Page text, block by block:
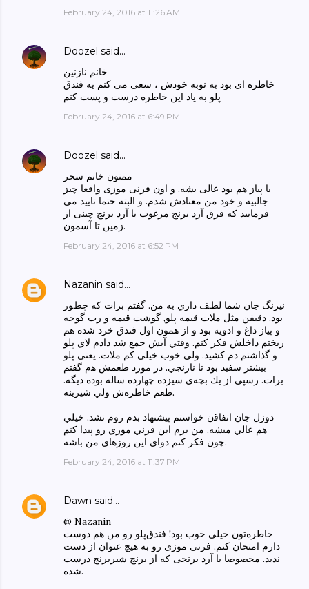
February 24, 2016 at 11:26 AM
Doozel said…
خانم نازنین
خاطره ای بود به نوبه خودش ، سعی می کنم یه فندق
پلو به یاد این خاطره درست و پست کنم
February 24, 2016 at 6:49 PM
Doozel said…
ممنون خانم سحر
با پیاز هم بود عالی بشه. و اون فرنی موزی واقعا چیز
جالبیه و خود من معتادش شدم. و البته حتما تایید می
فرمایید که فرق آرد برنج مرغوب با آرد برنج چینی از
زمین تا آسمون.
February 24, 2016 at 6:52 PM
Nazanin said…
ﻧﻴﺮﻧﮓ ﺟﺎﻥ ﺷﻤﺎ ﻟﻂﻒ ﺩاﺭﻱ ﺑﻪ ﻣﻦ. ﮔﻔﺘﻢ ﺑﺮاﺕ ﻛﻪ ﭼﻂﻮﺭ
ﺑﻮﺩ. ﺩﻗﻴﻘﻦ ﻣﺜﻞ ﻣﻼﺕ ﻗﻴﻤﻪ ﭘﻠﻮ, ﮔﻮﺷﺖ ﻗﻴﻤﻪ و ﺭﺏ ﮔﻮﺟﻪ
و ﭘﻴﺎﺯ ﺩاﻍ و اﺩﻭﻳﻪ ﺑﻮﺩ و اﺯ ﻫﻤﻮﻥ اﻭﻝ ﻓﻨﺪﻕ ﺧﺮﺩ ﺷﺪﻩ ﻫﻢ
ﺭﻳﺨﺘﻢ ﺩاﺧﻠﺶ ﻓﻜﺮ ﻛﻨﻢ. ﻭﻗﺘﻲ ﺁﺑﺶ ﺟﻤﻊ ﺷﺪ ﺩاﺩﻡ ﻻﻱ ﭘﻠﻮ
و ﮔﺫاﺷﺘﻢ ﺩﻡ ﻛﺸﻴﺪ. ﻭﻟﻲ ﺧﻮﺏ ﺧﻴﻠﻲ ﻛﻢ ﻣﻼﺕ. ﻳﻌﻨﻲ ﭘﻠﻮ
ﺑﻴﺸﺘﺮ ﺳﻔﻴﺪ ﺑﻮﺩ ﺗﺎ ﻧﺎﺭﻧﺠﻲ. ﺩﺭ ﻣﻮﺭﺩ ﻃﻌﻤﺶ ﻫم ﮔﻔﺘﻢ
ﺑﺮاﺕ. ﺭﺳﭙﻲ اﺯ ﻳﻚ ﺑﭽﻪي ﺳﻴﺰﺩﻩ ﭼﻬﺎﺭﺩﻩ ﺳﺎﻟﻪ ﺑﻮﺩﻩ ﺩﻳﮕﻪ.
ﻃﻌﻢ ﺧﺎﻃﺮﻩش ﻭﻟﻲ ﺷﻴﺮﻳﻨﻪ.
ﺩﻭﺯﻝ ﺟﺎﻥ اﺗﻔﺎﻗن ﺧﻮاﺳﺘﻢ ﭘﻴﺸﻨﻬﺎﺩ ﺑﺪﻡ ﺭﻭﻡ ﻧﺸﺪ. ﺧﻴﻠﻲ
ﻫﻢ ﻋﺎﻟﻲ ﻣﻴﺸﻪ. ﻣﻦ ﺑﺮﻡ اﻳﻦ ﻓﺮﻧﻲ ﻣﻮﺯﻱ ﺭﻭ ﭘﻴﺪا ﻛﻨﻢ
ﭼﻮﻥ ﻓﻜﺮ ﻛﻨﻢ ﺩﻭاﻱ اﻳﻦ ﺭﻭﺯﻫﺎﻱ ﻣﻦ ﺑﺎﺷﻪ.
February 24, 2016 at 11:37 PM
Dawn said…
@ Nazanin
خاطره‌تون خیلی خوب بود! فندق‌پلو رو من هم دوست
دارم امتحان کنم. فرنی موزی رو به هیچ عنوان از دست
ندید. مخصوصا با آرد برنجی که از برنج شیربرنج درست
شده.